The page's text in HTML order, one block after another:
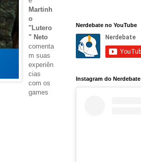
Martinh
o
"Lutero
" Neto
comenta
m suas
experiên
cias
com os
games
Nerdebate no YouTube
Instagram do Nerdebate